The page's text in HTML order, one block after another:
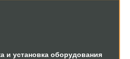
и установка оборудования